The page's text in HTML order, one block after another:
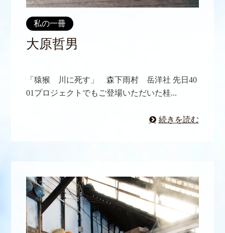
私の一冊
大原哲男
「猿猴 川に死す」 森下雨村 岳洋社 先日40
01プロジェクトでもご登場いただいた桂...
続きを読む